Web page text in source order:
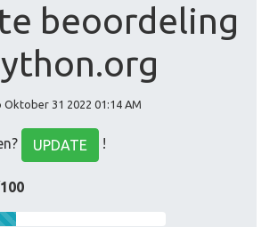
beoordeling
31 2022 01:14 AM
UPDATE !